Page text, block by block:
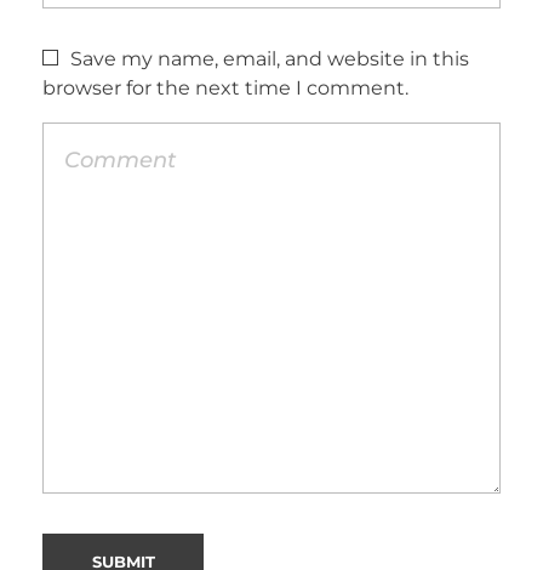
Save my name, email, and website in this
browser for the next time I comment.